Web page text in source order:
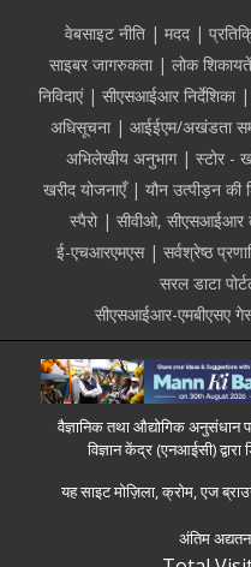
Footerवेबसाइट नीति मदद
साइबर जागरुकता
लोक शिकायतें
निविदाएं
सीएसआईआर निर्देशिका
अधिसूचना
आईईएम/अखंडता
अभिलेखीय अनुभाग
स्टोर -
खरीद योजनाएँ
यौन उत्पीड़न की
स्पैरो
सीवीओ, सीएसआईआर
ई-एचआरएमएस
सर्वश्रेष्ठ
सरल डाटा
सीएसआईआर-एमबीएसए
वैज्ञानिक तथा औद्योगिक अनुसंधान
विज्ञान केंद्र (एनआईसी)
यह साइट मोज़िला, क्रोम, एज
अंतिम